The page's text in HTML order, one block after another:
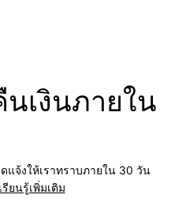
เงินภายใน
แจ้งให้เราทราบภายใน 30 วัน
เรียนรู้เพิ่มเติม